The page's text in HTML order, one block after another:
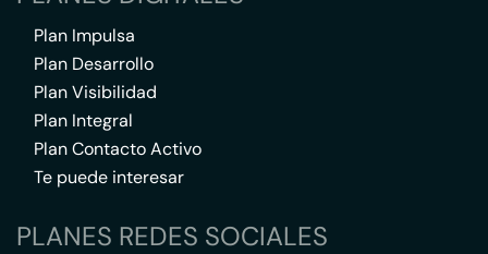
Plan Impulsa
Plan Desarrollo
Plan Visibilidad
Plan Integral
Plan Contacto Activo
Te puede interesar
PLANES REDES SOCIALES